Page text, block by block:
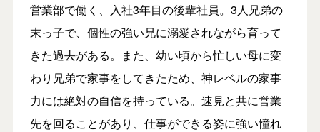
営業部で働く、入社3年目の後輩社員。3人兄弟の
末っ子で、個性の強い兄に溺愛されながら育って
きた過去がある。また、幼い頃から忙しい母に変
わり兄弟で家事をしてきたため、神レベルの家事
力には絶対の自信を持っている。速見と共に営業
先を回ることがあり、仕事ができる姿に強い憧れ